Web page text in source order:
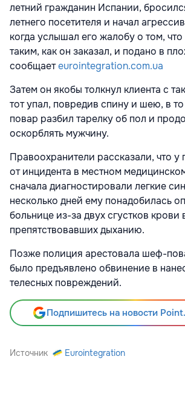
летний гражданин Испании,
летнего посетителя и начал
когда услышал его жалобу о том,
таким, как он заказал, и подано в
сообщаетeurointegration.com.ua
Затем он якобы толкнул клиента с
тот упал, повредив спину и шею, в
повар разбил тарелку об пол и
оскорблять мужчину.
Правоохранители рассказали, что у
от инцидента в местном
сначала диагностировали легкие
несколько дней ему понадобилась
больнице из-за двух сгустков крови
препятствовавших дыханию.
Позже полиция арестовала шеф-
было предъявлено обвинение в
телесных повреждений.
Подпишитесь на новости
Источник Eurointegration